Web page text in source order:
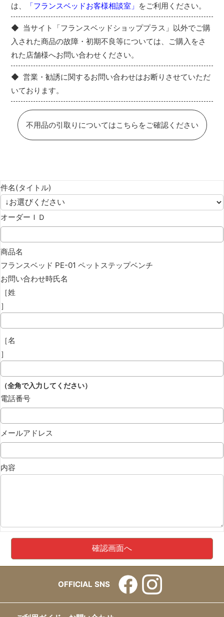
は、
「フランスベッドお客様相談室」 をご利用ください。
当サイト「フランスベッドショッププラス」以外でご購
入された商品の故障・初期不良等については、ご購入をさ
れた店舗様へお問い合わせください。
営業・勧誘に関するお問い合わせはお断りさせていただ
いております。
不用品の引取りについてはこちらをご確認ください
件名(タイトル)
オーダーＩＤ
商品名
フランスベッド PE-01 ペットステップベンチ
お問い合わせ時氏名
［姓
］
［名
］
（全角で入力してください）
電話番号
メールアドレス
内容
OFFICIAL SNS